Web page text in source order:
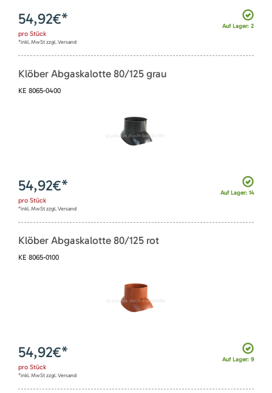
Auf Lager: 2
54,92€*
pro Stück
*inkl. MwSt zzgl. Versand
Klöber Abgaskalotte 80/125 grau
KE 8065-0400
Auf Lager: 14
54,92€*
pro Stück
*inkl. MwSt zzgl. Versand
Klöber Abgaskalotte 80/125 rot
KE 8065-0100
Auf Lager: 9
54,92€*
pro Stück
*inkl. MwSt zzgl. Versand